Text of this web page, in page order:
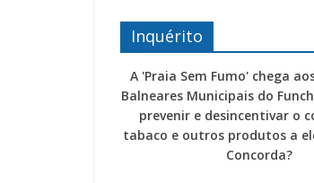
Inquérito
A 'Praia Sem Fumo' chega
Balneares Municipais do
prevenir e desincentivar o
tabaco e outros produtos a
Concorda?